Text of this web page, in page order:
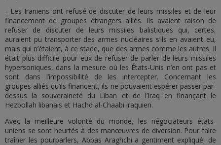
- Les Iraniens ont refusé de discuter de leurs missiles et de leur
financement de groupes étrangers alliés. Ils avaient raison de
refuser de discuter de leurs missiles balistiques qui, certes,
auraient pu transporter des armes nucléaires s’ils en avaient eu,
mais qui n’étaient, à ce stade, que des armes comme les autres. Il
était plus difficile pour eux de refuser de parler de leurs missiles
hypersoniques, dans la mesure où les États-Unis n’en ont pas et
sont dans l’impossibilité de les intercepter. Concernant les
groupes alliés qu’ils financent, ils ne pouvaient espérer passer par-
dessus la souveraineté du Liban et de l’Iraq en finançant le
Hezbollah libanais et Hachd al-Chaabi iraquien.
Avec la meilleure volonté du monde, les négociateurs états-
uniens se sont heurtés à des manœuvres de diversion. Pour faire
traîner les pourparlers, Abbas Araghchi a gentiment expliqué, de